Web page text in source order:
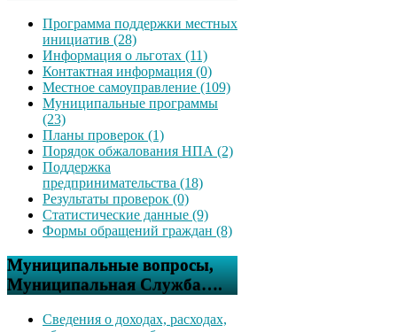
Программа поддержки местных
инициатив (28)
Информация о льготах (11)
Контактная информация (0)
Местное самоуправление (109)
Муниципальные программы
(23)
Планы проверок (1)
Порядок обжалования НПА (2)
Поддержка
предпринимательства (18)
Результаты проверок (0)
Статистические данные (9)
Формы обращений граждан (8)
Муниципальные вопросы,
Муниципальная Служба….
Сведения о доходах, расходах,